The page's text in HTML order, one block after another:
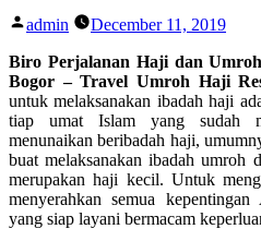
Posted
admin
December 11, 2019
Biro Perjalanan Haji dan
Bogor – Travel Umroh Haji
untuk melaksanakan ibadah haji
tiap umat Islam yang sudah
menunaikan beribadah haji,
buat melaksanakan ibadah umroh
merupakan haji kecil. Untuk
menyerahkan semua
yang siap layani bermacam